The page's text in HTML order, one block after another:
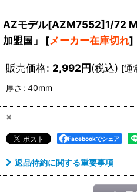
AZモデル[AZM7552]1/72
加盟国」
[メーカー在庫切れ]
販売価格: 2,992円(税込) [通
厚さ : 40mm
×
Facebookでシェア
返品特約に関する重要事項